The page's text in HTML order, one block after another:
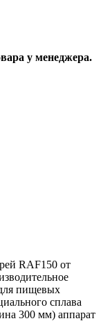
ара у менеджера.
RAF150 от
пищевых
сплава
300 мм) аппарат